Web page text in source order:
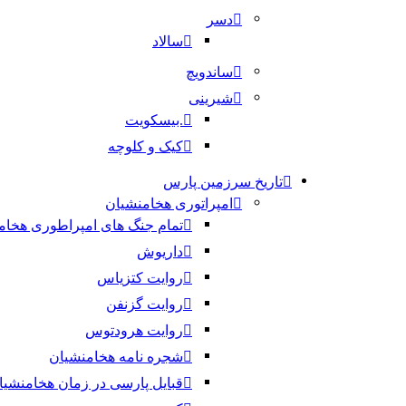
دسر
سالاد
ساندویچ
شیرینی
.بیسکویت
کیک و کلوچه
تاریخ سرزمین پارس
امپراتوری هخامنشیان
تمام جنگ های امپراطوری
داریوش
روایت کتزیاس
روایت گزنفن
روایت هرودتوس
شجره نامه هخامنشیان
قبایل پارسی در زمان